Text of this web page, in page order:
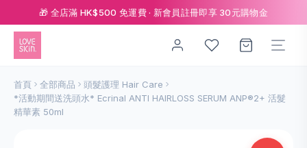
🎁 全店滿 HK$500 免運費 · 新會員註冊即享 30元購物金
首頁 全部商品
頭髮護理 Hair Care
*活動期間送洗頭水* Ecrinal ANTI HAIRLOSS SERUM ANP®2+ 活髮
精華素 50ml